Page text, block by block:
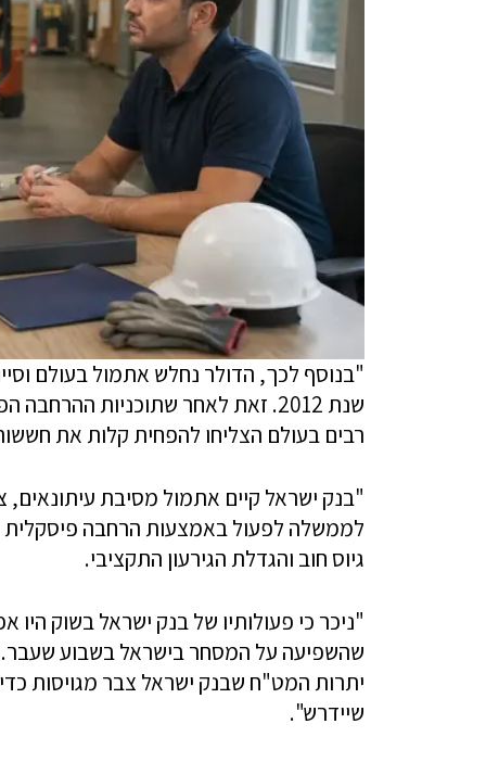
שנת 2012. זאת לאחר שתוכניות
רבים בעולם הצליחו להפחית קלות את
"בנק ישראל קיים אתמול מסיבת
לממשלה לפעול באמצעות הרחבה
גיוס חוב והגדלת הגירעון התקציבי.
"ניכר כי פעולותיו של בנק ישראל בשוק היו
שהשפיעה על המסחר בישראל בשבוע
יתרות המט"ח שבנק ישראל צבר מגויסות
שיידרש".